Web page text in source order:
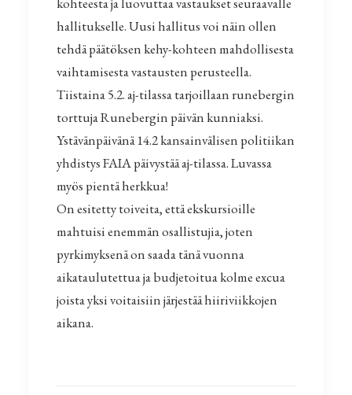
hallitukselle. Uusi hallitus voi näin ollen
tehdä päätöksen kehy-kohteen mahdollisesta
vaihtamisesta vastausten perusteella.
Tiistaina 5.2. aj-tilassa tarjoillaan runebergin
torttuja Runebergin päivän kunniaksi.
Ystävänpäivänä 14.2 kansainvälisen politiikan
yhdistys FAIA päivystää aj-tilassa. Luvassa
myös pientä herkkua!
On esitetty toiveita, että ekskursioille
mahtuisi enemmän osallistujia, joten
pyrkimyksenä on saada tänä vuonna
aikataulutettua ja budjetoitua kolme excua
joista yksi voitaisiin järjestää hiiriviikkojen
aikana.